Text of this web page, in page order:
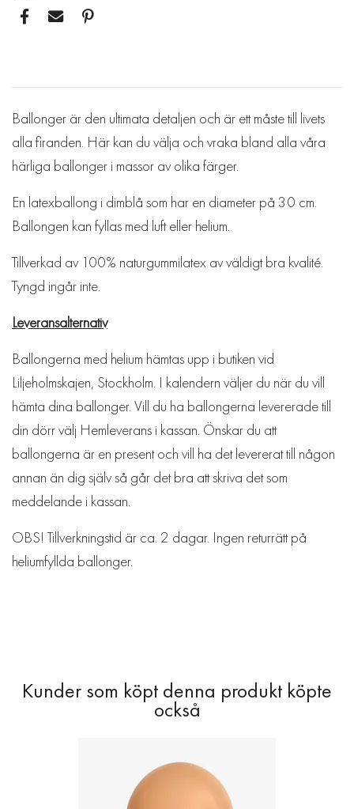
Ballonger är den ultimata detaljen och är ett måste till livets
alla firanden. Här kan du välja och vraka bland alla våra
härliga ballonger i massor av olika färger.
En latexballong i dimblå som har en diameter på 30 cm.
Ballongen kan fyllas med luft eller helium.
Tillverkad av 100% naturgummilatex av väldigt bra kvalité.
Tyngd ingår inte.
Leveransalternativ
Ballongerna med helium hämtas upp i butiken vid
Liljeholmskajen, Stockholm. I kalendern väljer du när du vill
hämta dina ballonger. Vill du ha ballongerna levererade till
din dörr välj Hemleverans i kassan. Önskar du att
ballongerna är en present och vill ha det levererat till någon
annan än dig själv så går det bra att skriva det som
meddelande i kassan.
OBS! Tillverkningstid är ca. 2 dagar. Ingen returrätt på
heliumfyllda ballonger.